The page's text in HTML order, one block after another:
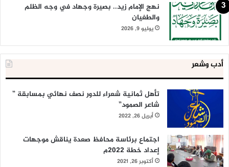
نهج الإمام زيد.. بصيرة وجهاد في وجه الظلم
والطغيان
يوليو 9, 2026
أدب وشعر
تأهل ثمانية شعراء للدور نصف نهائي بمسابقة ”
شاعر الصمود”
أبريل 26, 2022
اجتماع برئاسة محافظ صعدة يناقش موجهات
إعداد خطة 2022م
أكتوبر 26, 2021